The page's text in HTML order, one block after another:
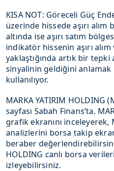
KISA NOT: Göreceli Güç
üzerinde hissede aşırı alım
altında ise aşırı satım
indikatör hissenin aşırı
yaklaştığında artık bir tepki
sinyalinin geldiğini anlamak
kullanılıyor.
MARKA YATIRIM HOLDING
sayfası Sabah Finans’ta.
grafik ekranını inceleyerek,
analizlerini borsa takip
beraber
HOLDING canlı borsa
izleyebilirsiniz.